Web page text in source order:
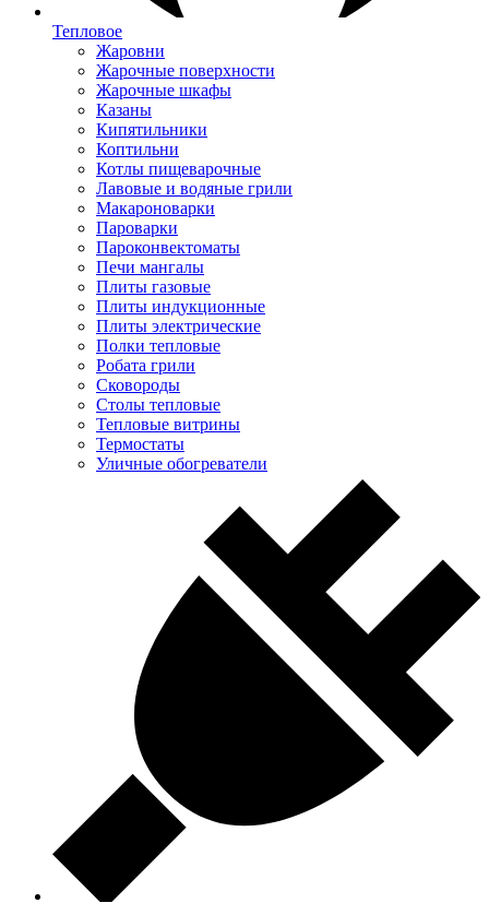
Тепловое
Жаровни
Жарочные поверхности
Жарочные шкафы
Казаны
Кипятильники
Коптильни
Котлы пищеварочные
Лавовые и водяные грили
Макароноварки
Пароварки
Пароконвектоматы
Печи мангалы
Плиты газовые
Плиты индукционные
Плиты электрические
Полки тепловые
Робата грили
Сковороды
Столы тепловые
Тепловые витрины
Термостаты
Уличные обогреватели